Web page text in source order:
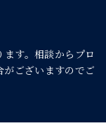
ます。相談からプロ
ございますのでご